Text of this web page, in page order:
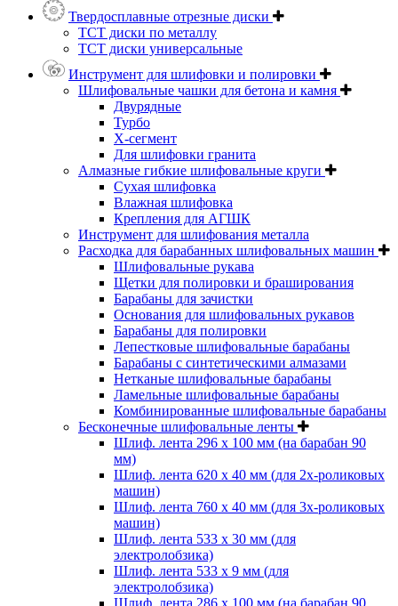
Твердосплавные отрезные диски
ТСТ диски по металлу
ТСТ диски универсальные
Инструмент для шлифовки и полировки
Шлифовальные чашки для бетона и камня
Двурядные
Турбо
Х-сегмент
Для шлифовки гранита
Алмазные гибкие шлифовальные круги
Cухая шлифовка
Влажная шлифовка
Крепления для АГШК
Инструмент для шлифования металла
Расходка для барабанных шлифовальных машин
Шлифовальные рукава
Щетки для полировки и браширования
Барабаны для зачистки
Основания для шлифовальных рукавов
Барабаны для полировки
Лепестковые шлифовальные барабаны
Барабаны с синтетическими алмазами
Нетканые шлифовальные барабаны
Ламельные шлифовальные барабаны
Комбинированные шлифовальные барабаны
Бесконечные шлифовальные ленты
Шлиф. лента 296 х 100 мм (на барабан 90
мм)
Шлиф. лента 620 х 40 мм (для 2х-роликовых
машин)
Шлиф. лента 760 х 40 мм (для 3х-роликовых
машин)
Шлиф. лента 533 х 30 мм (для
электролобзика)
Шлиф. лента 533 х 9 мм (для
электролобзика)